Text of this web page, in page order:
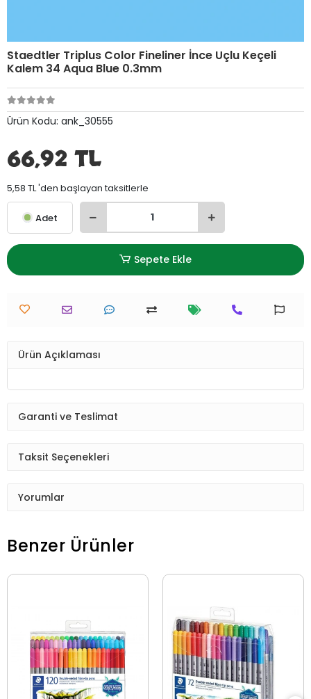
Staedtler Triplus Color Fineliner İnce Uçlu Keçeli
Kalem 34 Aqua Blue 0.3mm
Ürün Kodu: ank_30555
66,92 TL
5,58 TL 'den başlayan taksitlerle
Adet
Sepete Ekle
Ürün Açıklaması
Garanti ve Teslimat
Taksit Seçenekleri
Yorumlar
Benzer Ürünler